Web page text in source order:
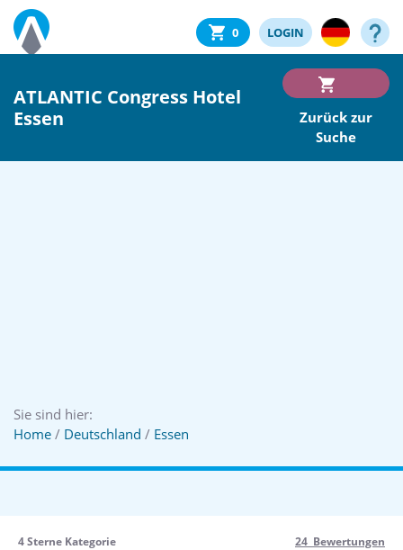
0 LOGIN
ATLANTIC Congress Hotel
Essen
Zurück zur
Suche
Sie sind hier:
Home / Deutschland / Essen
4 Sterne Kategorie
24 Bewertungen